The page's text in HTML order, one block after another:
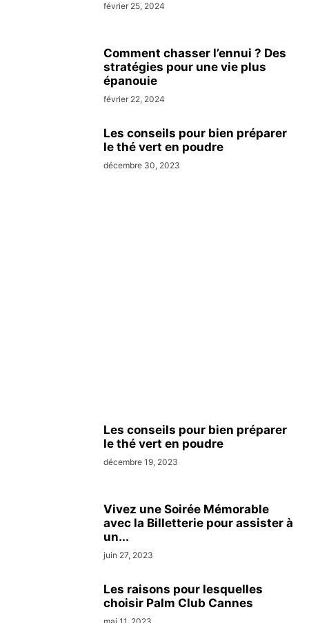
février 25, 2024
Comment chasser l’ennui ? Des
stratégies pour une vie plus
épanouie
février 22, 2024
Les conseils pour bien préparer
le thé vert en poudre
décembre 30, 2023
Les conseils pour bien préparer
le thé vert en poudre
décembre 19, 2023
Vivez une Soirée Mémorable
avec la Billetterie pour assister à
un...
juin 27, 2023
Les raisons pour lesquelles
choisir Palm Club Cannes